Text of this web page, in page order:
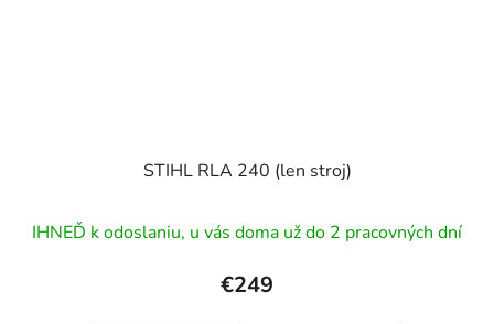
STIHL RLA 240 (len stroj)
IHNEĎ k odoslaniu, u vás doma už do 2 pracovných dní
€249